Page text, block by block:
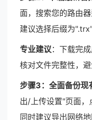
面，搜索您的路由
建议选择后缀为
专业建议：下载完
核对文件完整性，
步骤3：全面备份现
出/上传设置"页面，
同时建议导出网络